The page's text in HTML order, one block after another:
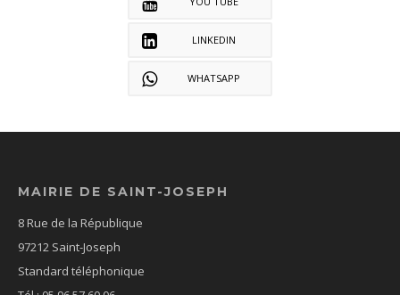
LINKEDIN
WHATSAPP
MAIRIE DE SAINT-JOSEPH
8 Rue de la République
97212 Saint-Joseph
Standard téléphonique